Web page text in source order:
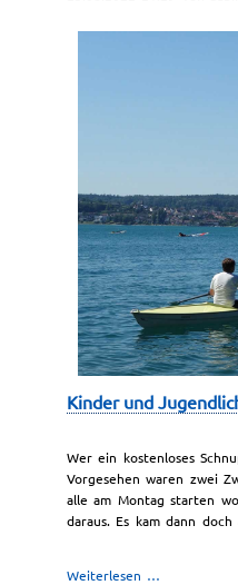
Kinder und
Wer ein kostenloses
Vorgesehen waren zwei
alle am Montag starten
daraus. Es kam dann doch
Weiterlesen …